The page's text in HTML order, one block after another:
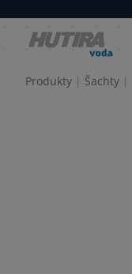
Produkty Šachty